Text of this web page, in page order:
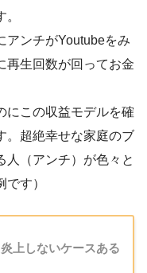
アンチがYoutubeをみ
再生回数が回ってお金
にこの収益モデルを確
。超絶幸せな家庭のブ
人（アンチ）が色々と
す）
上しないケースある